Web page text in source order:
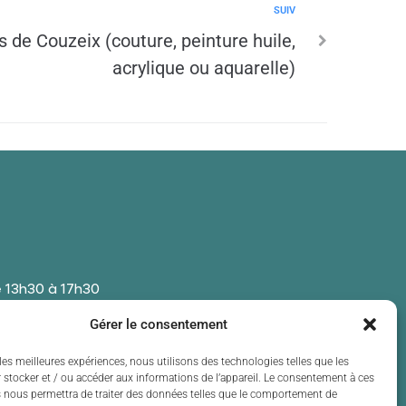
Gérer le consentement
meilleures expériences, nous utilisons des technologies telles que les
et / ou accéder aux informations de l’appareil. Le consentement à ces
permettra de traiter des données telles que le comportement de
SUIV
de Couzeix (couture, peinture huile,
acrylique ou aquarelle)
à 17h30
à 17h30
13h30 à 17h30
à 17h30
de 13h30 à 17h30